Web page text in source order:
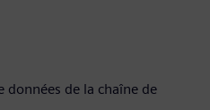
données de la chaîne de